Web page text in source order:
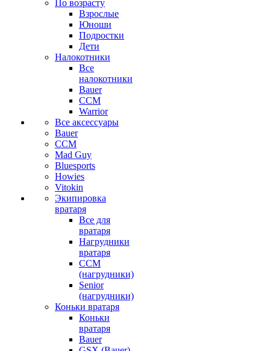
По возрасту
Взрослые
Юноши
Подростки
Дети
Налокотники
Все
налокотники
Bauer
CCM
Warrior
Все аксессуары
Bauer
CCM
Mad Guy
Bluesports
Howies
Vitokin
Экипировка
вратаря
Все для
вратаря
Нагрудники
вратаря
CCM
(нагрудники)
Senior
(нагрудники)
Коньки вратаря
Коньки
вратаря
Bauer